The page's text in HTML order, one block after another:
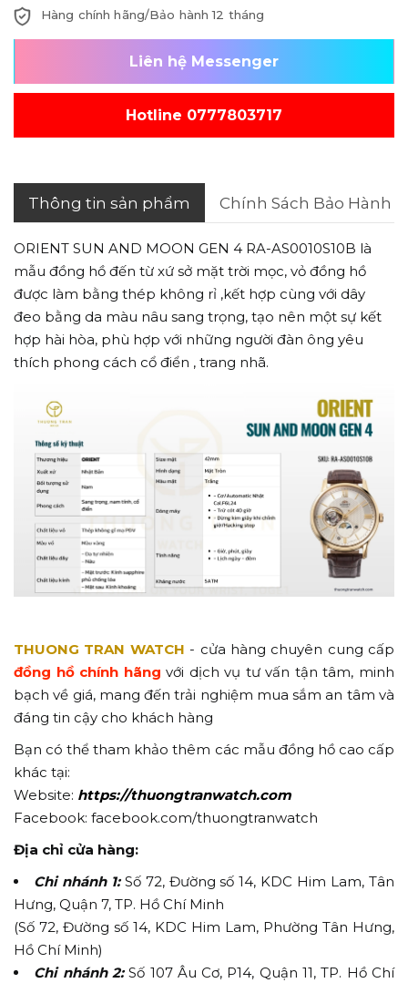
Hàng chính hãng/Bảo hành 12 tháng
Liên hệ Messenger
Hotline 0777803717
Thông tin sản phẩm Chính Sách Bảo Hành
ORIENT SUN AND MOON GEN 4 RA-AS0010S10B là
mẫu đồng hồ đến từ xứ sở mặt trời mọc, vỏ đồng hồ
được làm bằng thép không rỉ ,kết hợp cùng với dây
đeo bằng da màu nâu sang trọng, tạo nên một sự kết
hợp hài hòa, phù hợp với những người đàn ông yêu
thích phong cách cổ điển , trang nhã.
THUONG TRAN WATCH - cửa hàng chuyên cung cấp
đồng hồ chính hãng với dịch vụ tư vấn tận tâm, minh
bạch về giá, mang đến trải nghiệm mua sắm an tâm và
đáng tin cậy cho khách hàng
Bạn có thể tham khảo thêm các mẫu đồng hồ cao cấp
khác tại:
Website: https://thuongtranwatch.com
Facebook: facebook.com/thuongtranwatch
Địa chỉ cửa hàng:
Chi nhánh 1:Số 72, Đường số 14, KDC Him Lam, Tân
Hưng, Quận 7, TP. Hồ Chí Minh
(Số 72, Đường số 14, KDC Him Lam, Phường Tân Hưng,
Hồ Chí Minh)
Chi nhánh 2:Số 107 Âu Cơ, P14, Quận 11, TP. Hồ Chí